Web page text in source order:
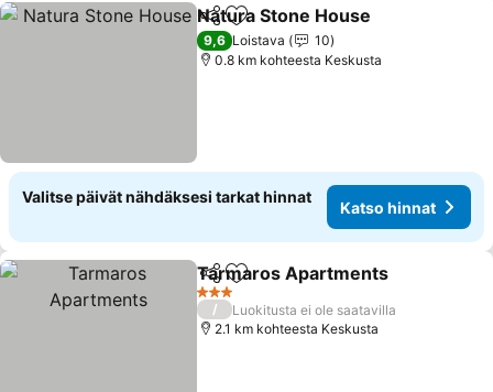
Jaa Lisää suosikkeihin
Natura Stone House
9,6 Loistava
10
0.8 km kohteesta Keskusta
Valitse päivät nähdäksesi tarkat hinnat
Katso hinnat
Jaa Lisää suosikkeihin
Tarmaros Apartments
3 Tähtiluokitus
/
Luokitusta ei ole saatavilla
2.1 km kohteesta Keskusta